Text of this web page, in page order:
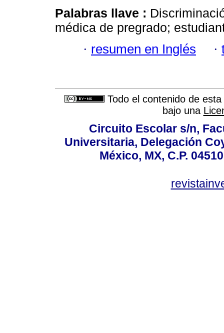
Palabras llave :
médica de pregrado;
· resumen en Inglés ·
Todo el contenido de
bajo una
Circuito Escolar s/n,
Universitaria, Delegación
México, MX, C.P.